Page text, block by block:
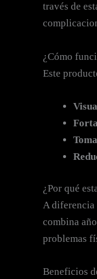
través de
¿Cómo
Este
¿Por qué
A diferencia
combina
problemas
Beneficios